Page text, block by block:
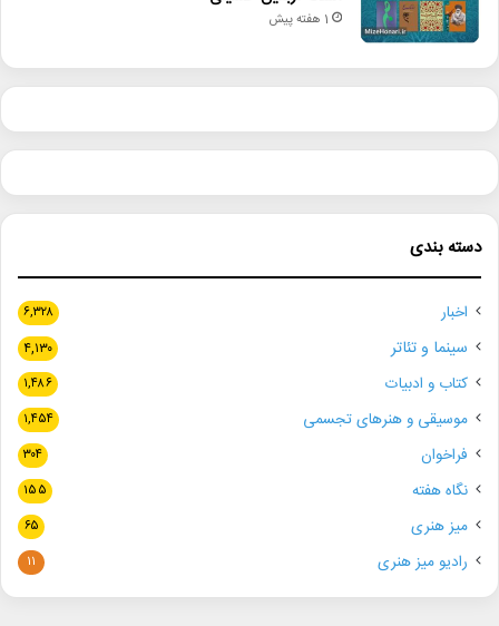
1 هفته پیش
دسته بندی
اخبار ۶,۳۲۸
سینما و تئاتر ۴,۱۳۰
کتاب و ادبیات ۱,۴۸۶
موسیقی و هنرهای تجسمی ۱,۴۵۴
فراخوان ۳۰۴
نگاه هفته ۱۵۵
میز هنری ۶۵
رادیو میز هنری ۱۱